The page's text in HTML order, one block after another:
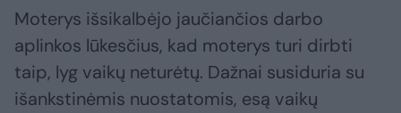
Moterys išsikalbėjo jaučiančios darbo
aplinkos lūkesčius, kad moterys turi dirbti
taip, lyg vaikų neturėtų. Dažnai susiduria su
išankstinėmis nuostatomis, esą vaikų